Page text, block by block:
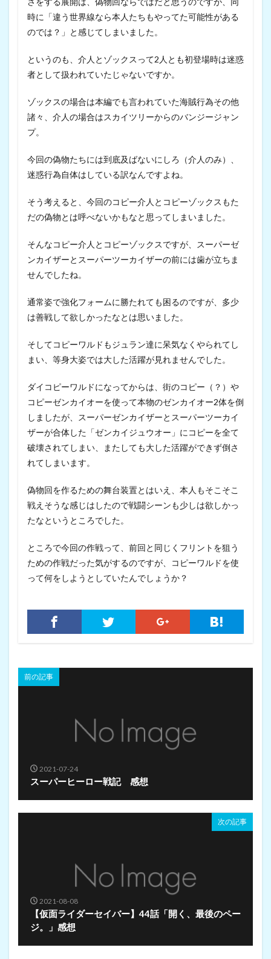
時に「違う世界線なら本人たちもやってた可能性がある
のでは？」と感じてしまいました。
というのも、介人とゾックスって2人とも初登場時は迷惑
者として扱われていたじゃないですか。
ゾックスの場合は本編でも言われていた海賊行為その他
諸々、介人の場合はスカイツリーからのバンジージャン
プ。
今回の偽物たちには到底及ばないにしろ（介人のみ）、
迷惑行為自体はしている訳なんですよね。
そう考えると、今回のコピー介人とコピーゾックスもた
だの偽物とは呼べないかもなと思ってしまいました。
そんなコピー介人とコピーゾックスですが、スーパーゼ
ンカイザーとスーパーツーカイザーの前には歯が立ちま
せんでしたね。
通常姿で強化フォームに勝たれても困るのですが、多少
は善戦して欲しかったなとは思いました。
そしてコピーワルドもジュラン達に呆気なくやられてし
まい、等身大姿では大した活躍が見れませんでした。
ダイコピーワルドになってからは、街のコピー（？）や
コピーゼンカイオーを使って本物のゼンカイオー2体を倒
しましたが、スーパーゼンカイザーとスーパーツーカイ
ザーが合体した「ゼンカイジュウオー」にコピーを全て
破壊されてしまい、またしても大した活躍ができず倒さ
れてしまいます。
偽物回を作るための舞台装置とはいえ、本人もそこそこ
戦えそうな感じはしたので戦闘シーンも少しは欲しかっ
たなというところでした。
ところで今回の作戦って、前回と同じくフリントを狙う
ための作戦だった気がするのですが、コピーワルドを使
って何をしようとしていたんでしょうか？
前の記事
2021-07-24
スーパーヒーロー戦記 感想
次の記事
2021-08-08
【仮面ライダーセイバー】44話「開く、最後のペー
ジ。」感想